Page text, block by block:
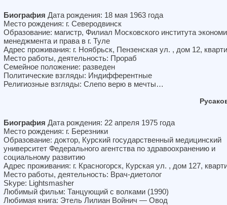
Биография Дата рождения: 18 мая 1963 года
Место рождения: г. Северодвинск
Образование: магистр, Филиал Московского института
менеджмента и права в г. Туле
Адрес проживания: г. Ноябрьск, Пензенская ул. , дом 12,
Место работы, деятельность: Прораб
Семейное положение: разведен
Политические взгляды: Индифферентные
Религиозные взгляды: Слепо верю в мечты…
Биография Дата рождения: 22 апреля 1975 года
Место рождения: г. Березники
Образование: доктор, Курский государственный медицинский
университет Федерального агентства по здравоохранению и
социальному развитию
Адрес проживания: г. Красногорск, Курская ул. , дом 127,
Место работы, деятельность: Врач-диетолог
Skype: Lightsmasher
Любимый фильм: Танцующий с волками (1990)
Любимая книга: Этель Лилиан Войнич — Овод